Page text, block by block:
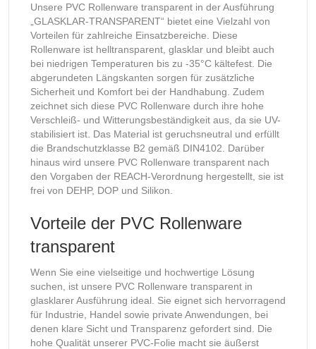
Unsere PVC Rollenware transparent in der Ausführung
„GLASKLAR-TRANSPARENT“ bietet eine Vielzahl von
Vorteilen für zahlreiche Einsatzbereiche. Diese
Rollenware ist helltransparent, glasklar und bleibt auch
bei niedrigen Temperaturen bis zu -35°C kältefest. Die
abgerundeten Längskanten sorgen für zusätzliche
Sicherheit und Komfort bei der Handhabung. Zudem
zeichnet sich diese PVC Rollenware durch ihre hohe
Verschleiß- und Witterungsbeständigkeit aus, da sie UV-
stabilisiert ist. Das Material ist geruchsneutral und erfüllt
die Brandschutzklasse B2 gemäß DIN4102. Darüber
hinaus wird unsere PVC Rollenware transparent nach
den Vorgaben der REACH-Verordnung hergestellt, sie ist
frei von DEHP, DOP und Silikon.
Vorteile der PVC Rollenware
transparent
Wenn Sie eine vielseitige und hochwertige Lösung
suchen, ist unsere PVC Rollenware transparent in
glasklarer Ausführung ideal. Sie eignet sich hervorragend
für Industrie, Handel sowie private Anwendungen, bei
denen klare Sicht und Transparenz gefordert sind. Die
hohe Qualität unserer PVC-Folie macht sie äußerst